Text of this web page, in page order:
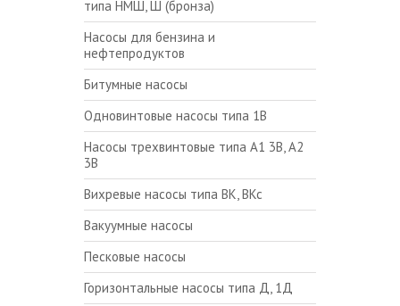
типа НМШ, Ш (бронза)
Насосы для бензина и
нефтепродуктов
Битумные насосы
Одновинтовые насосы типа 1В
Насосы трехвинтовые типа А1 3В, А2
3В
Вихревые насосы типа ВК, ВКс
Вакуумные насосы
Песковые насосы
Горизонтальные насосы типа Д, 1Д